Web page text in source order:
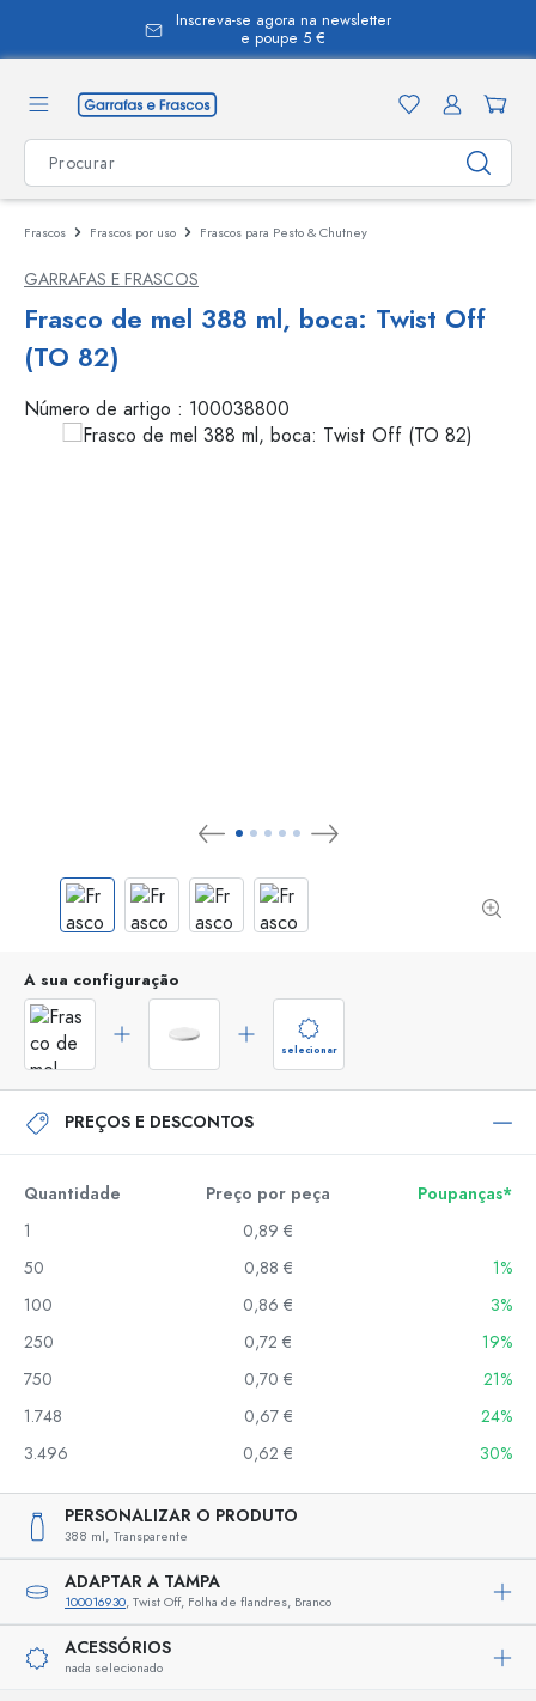
Inscreva-se agora na newsletter
e poupe 5 €
Frascos Frascos por uso Frascos para Pesto & Chutney
GARRAFAS E FRASCOS
Frasco de mel 388 ml, boca: Twist Off
(TO 82)
Número de artigo : 100038800
A sua configuração
selecionar
PREÇOS E DESCONTOS
Quantidade Preço por peça
Poupanças*
1
0,89 €
50
0,88 €
1%
100
0,86 €
3%
250
0,72 €
19%
750
0,70 €
21%
1.748
0,67 €
24%
3.496
0,62 € 30%
PERSONALIZAR O PRODUTO
388 ml, Transparente
ADAPTAR A TAMPA
100016930, Twist Off, Folha de flandres, Branco
ACESSÓRIOS
nada selecionado